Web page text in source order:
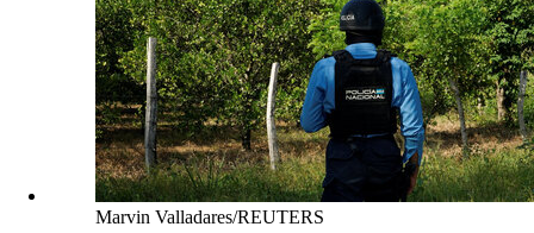
Marvin Valladares/REUTERS